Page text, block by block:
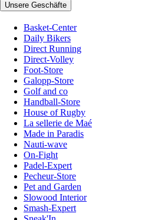
Unsere Geschäfte
Basket-Center
Daily Bikers
Direct Running
Direct-Volley
Foot-Store
Galopp-Store
Golf and co
Handball-Store
House of Rugby
La sellerie de Maé
Made in Paradis
Nauti-wave
On-Fight
Padel-Expert
Pecheur-Store
Pet and Garden
Slowood Interior
Smash-Expert